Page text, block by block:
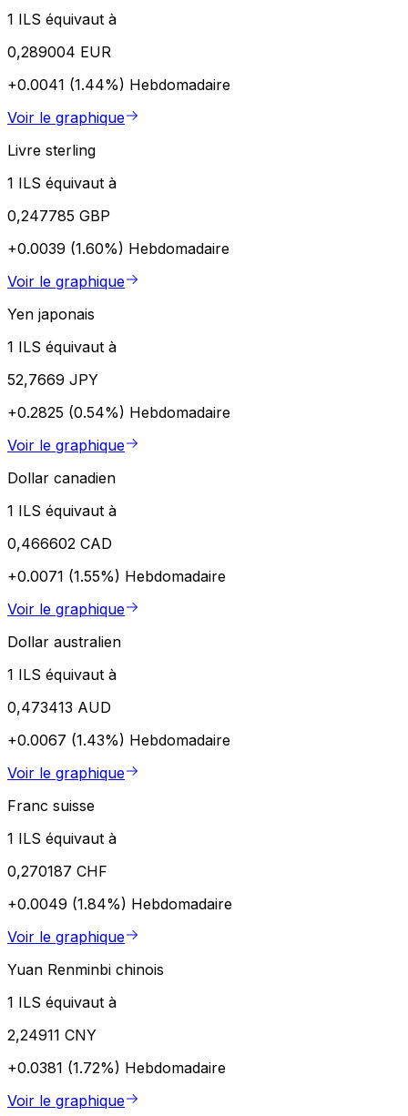
1 ILS équivaut à
0,289004 EUR
+0.0041 (1.44%) Hebdomadaire
Voir le graphique
Livre sterling
1 ILS équivaut à
0,247785 GBP
+0.0039 (1.60%) Hebdomadaire
Voir le graphique
Yen japonais
1 ILS équivaut à
52,7669 JPY
+0.2825 (0.54%) Hebdomadaire
Voir le graphique
Dollar canadien
1 ILS équivaut à
0,466602 CAD
+0.0071 (1.55%) Hebdomadaire
Voir le graphique
Dollar australien
1 ILS équivaut à
0,473413 AUD
+0.0067 (1.43%) Hebdomadaire
Voir le graphique
Franc suisse
1 ILS équivaut à
0,270187 CHF
+0.0049 (1.84%) Hebdomadaire
Voir le graphique
Yuan Renminbi chinois
1 ILS équivaut à
2,24911 CNY
+0.0381 (1.72%) Hebdomadaire
Voir le graphique